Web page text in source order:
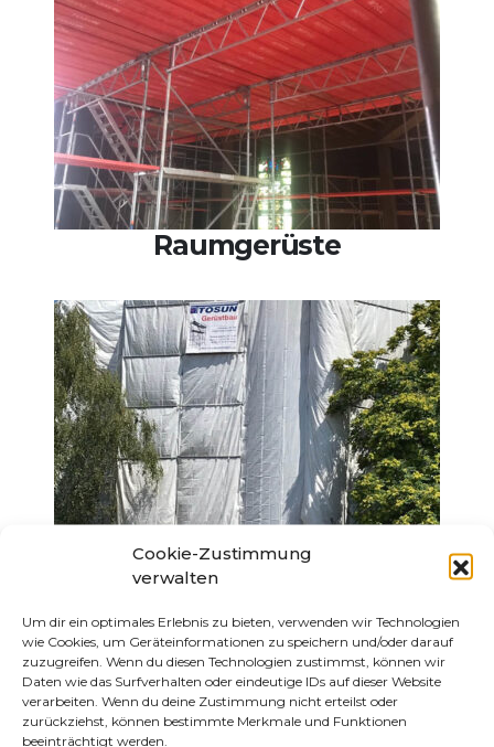
Cookie-Zustimmung
verwalten
Um dir ein optimales Erlebnis zu bieten, verwenden wir Technologien
wie Cookies, um Geräteinformationen zu speichern und/oder darauf
zuzugreifen. Wenn du diesen Technologien zustimmst, können wir
Daten wie das Surfverhalten oder eindeutige IDs auf dieser Website
verarbeiten. Wenn du deine Zustimmung nicht erteilst oder
zurückziehst, können bestimmte Merkmale und Funktionen
beeinträchtigt werden.
Raumgerüste
Einhausungen